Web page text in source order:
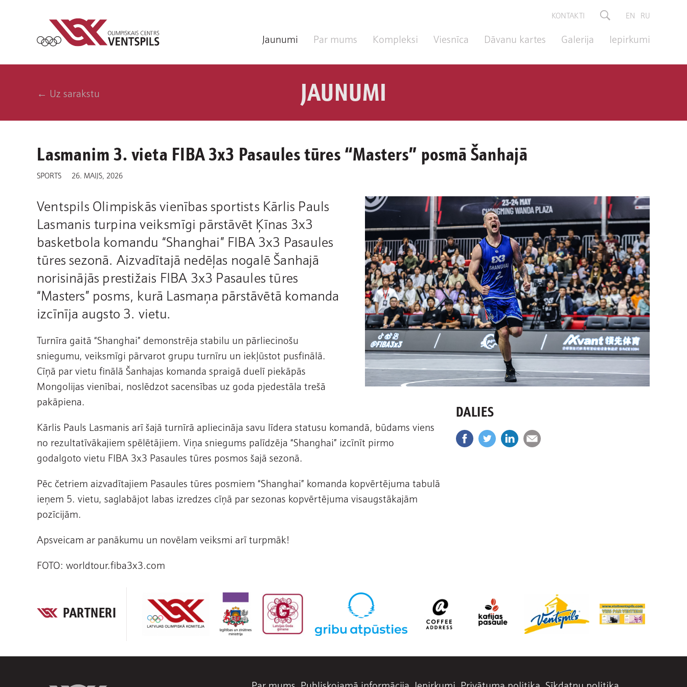
KONTAKTI EN RU
Jaunumi Par mums Kompleksi Viesnīca Dāvanu kartes Galerija Iepirkumi
← Uz sarakstu JAUNUMI
Lasmanim 3. vieta FIBA 3x3 Pasaules tūres “Masters” posmā Šanhajā
SPORTS 26. MAIJS, 2026
Ventspils Olimpiskās vienības sportists Kārlis Pauls
Lasmanis turpina veiksmīgi pārstāvēt Ķīnas 3x3
basketbola komandu “Shanghai” FIBA 3x3 Pasaules
tūres sezonā. Aizvadītajā nedēļas nogalē Šanhajā
norisinājās prestižais FIBA 3x3 Pasaules tūres
“Masters” posms, kurā Lasmaņa pārstāvētā komanda
izcīnīja augsto 3. vietu.
Turnīra gaitā “Shanghai” demonstrēja stabilu un pārliecinošu
sniegumu, veiksmīgi pārvarot grupu turnīru un iekļūstot pusfinālā.
Cīņā par vietu finālā Šanhajas komanda spraigā duelī piekāpās
Mongolijas vienībai, noslēdzot sacensības uz goda pjedestāla trešā
pakāpiena.
Kārlis Pauls Lasmanis arī šajā turnīrā apliecināja savu līdera statusu komandā, būdams viens
no rezultatīvākajiem spēlētājiem. Viņa sniegums palīdzēja “Shanghai” izcīnīt pirmo
godalgoto vietu FIBA 3x3 Pasaules tūres posmos šajā sezonā.
Pēc četriem aizvadītajiem Pasaules tūres posmiem “Shanghai” komanda kopvērtējuma tabulā
ieņem 5. vietu, saglabājot labas izredzes cīņā par sezonas kopvērtējuma visaugstākajām
pozīcijām.
Apsveicam ar panākumu un novēlam veiksmi arī turpmāk!
FOTO: worldtour.fiba3x3.com
DALIES
PARTNERI